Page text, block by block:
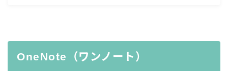
OneNote（ワンノート）